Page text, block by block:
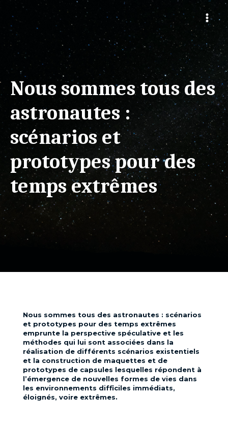
Nous sommes tous des
astronautes :
scénarios et
prototypes pour des
temps extrêmes
Nous sommes tous des astronautes : scénarios
et prototypes pour des temps extrêmes
emprunte la perspective spéculative et les
méthodes qui lui sont associées dans la
réalisation de différents scénarios existentiels
et la construction de maquettes et de
prototypes de capsules lesquelles répondent à
l’émergence de nouvelles formes de vies dans
les environnements difficiles immédiats,
éloignés, voire extrêmes.